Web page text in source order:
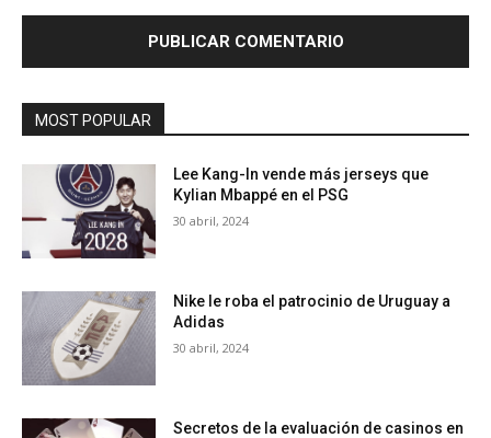
MOST POPULAR
Lee Kang-In vende más jerseys que
Kylian Mbappé en el PSG
30 abril, 2024
Nike le roba el patrocinio de Uruguay a
Adidas
30 abril, 2024
Secretos de la evaluación de casinos en